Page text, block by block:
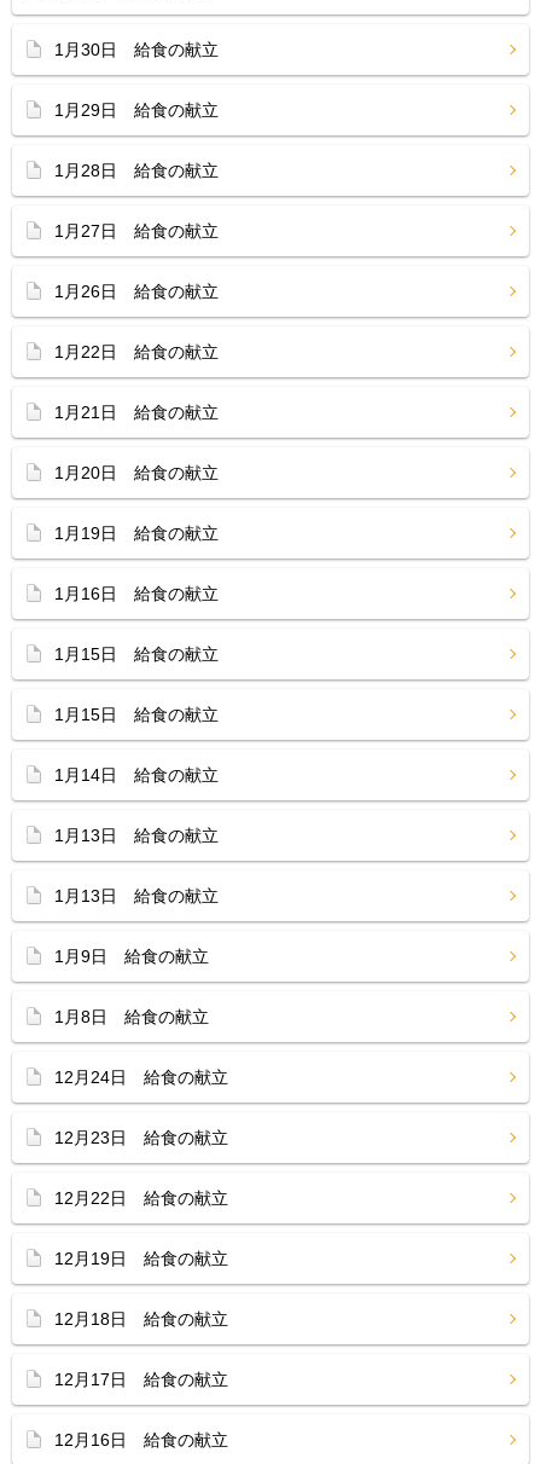
1月30日 給食の献立
1月29日 給食の献立
1月28日 給食の献立
1月27日 給食の献立
1月26日 給食の献立
1月22日 給食の献立
1月21日 給食の献立
1月20日 給食の献立
1月19日 給食の献立
1月16日 給食の献立
1月15日 給食の献立
1月15日 給食の献立
1月14日 給食の献立
1月13日 給食の献立
1月13日 給食の献立
1月9日 給食の献立
1月8日 給食の献立
12月24日 給食の献立
12月23日 給食の献立
12月22日 給食の献立
12月19日 給食の献立
12月18日 給食の献立
12月17日 給食の献立
12月16日 給食の献立